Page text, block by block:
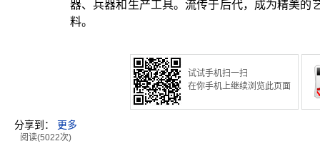
器、兵器和生产工具。流传于后代，成为精美的
料。
试试手机扫一扫
在你手机上继续浏览此页面
分享到： 更多
阅读(5022次)